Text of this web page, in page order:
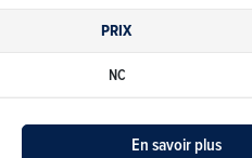
PRIX
NC
En savoir plus